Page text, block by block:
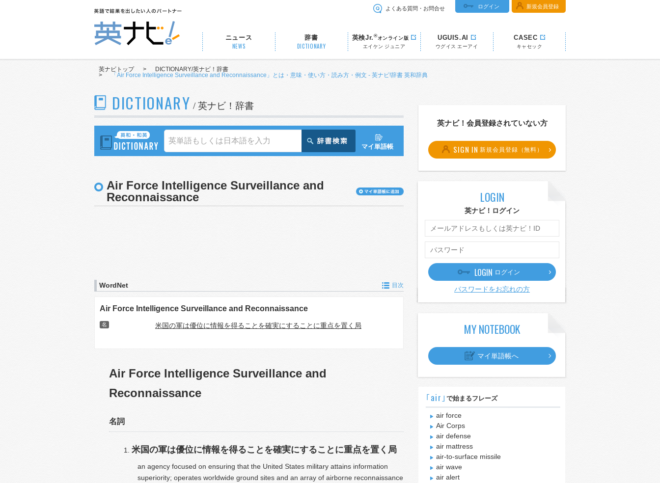
よくある質問・お問合せ ログイン 新規会員登録
ニュース
NEWS
辞書
DICTIONARY
英検Jr.®オンライン版
エイケン ジュニア
UGUIS.AI
ウグイス エーアイ
CASEC
キャセック
英ナビトップ >
DICTIONARY/英ナビ！辞書
>
「Air Force Intelligence Surveillance and Reconnaissance」とは・意味・使い方・読み方・例文 - 英ナビ!辞書 英和辞典
DICTIONARY / 英ナビ！辞書
マイ単語帳
Air Force Intelligence Surveillance and
Reconnaissance
WordNet 目次
Air Force Intelligence Surveillance and Reconnaissance
名 米国の軍は優位に情報を得ることを確実にすることに重点を置く局
Air Force Intelligence Surveillance and
Reconnaissance
名詞
米国の軍は優位に情報を得ることを確実にすることに重点を置く局
an agency focused on ensuring that the United States military attains information
superiority; operates worldwide ground sites and an array of airborne reconnaissance
英ナビ！会員登録されていない方
SIGN IN 新規会員登録（無料）
LOGIN
英ナビ！ログイン
LOGIN ログイン
パスワードをお忘れの方
MY NOTEBOOK
マイ単語帳へ
｢air｣ で始まるフレーズ
air force
Air Corps
air defense
air mattress
air-to-surface missile
air wave
air alert